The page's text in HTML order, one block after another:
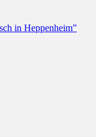
in Heppenheim”